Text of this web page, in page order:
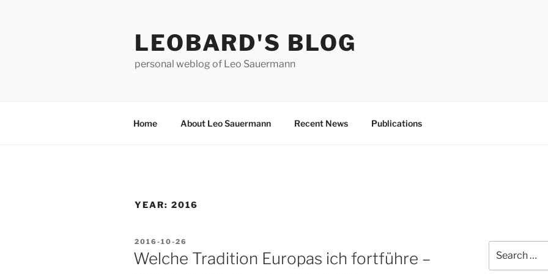
LEOBARD'S BLOG
personal weblog of Leo Sauermann
Home About Leo Sauermann Recent News Publications
YEAR: 2016
POSTED
ON
2016-10-26
Welche Tradition Europas ich fortführe –
for: